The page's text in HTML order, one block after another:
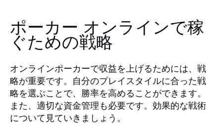
ポーカー オンラインで稼
ぐための戦略
オンラインポーカーで収益を上げるためには、戦
略が重要です。自分のプレイスタイルに合った戦
略を選ぶことで、勝率を高めることができます。
また、適切な資金管理も必要です。効果的な戦術
について見ていきましょう。